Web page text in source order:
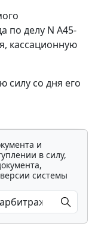
по делу N А45-
кассационную
силу со дня его
и
в силу,
системы